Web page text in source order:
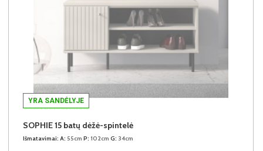
YRA SANDĖLYJE
SOPHIE 15 batų dėžė-spintelė
Išmatavimai: A: 55cm P: 102cm G: 34cm